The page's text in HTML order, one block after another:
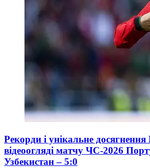
Рекорди і унікальне
відеоогляді матчу ЧС-2026
Узбекистан – 5:0